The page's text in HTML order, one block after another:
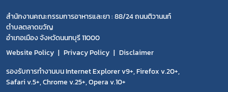
สำนักงานคณะกรรมการอาหารและยา : 88/24 ถนนติวานนท์
ตำบลตลาดขวัญ
อำเภอเมือง จังหวัดนนทบุรี 11000
Website Policy
Privacy Policy
Disclaimer
รองรับการทำงานบน Internet Explorer v9+, Firefox v.20+,
Safari v.5+, Chrome v.25+, Opera v.10+